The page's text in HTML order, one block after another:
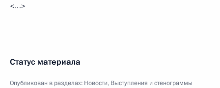
<…>
Статус материала
Опубликован в разделах: Новости, Выступления и стенограммы